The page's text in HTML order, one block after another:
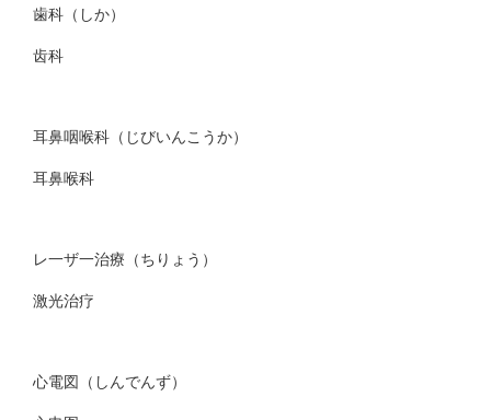
歯科（しか）
齿科
耳鼻咽喉科（じびいんこうか）
耳鼻喉科
レ一ザ一治療（ちりょう）
激光治疗
心電図（しんでんず）